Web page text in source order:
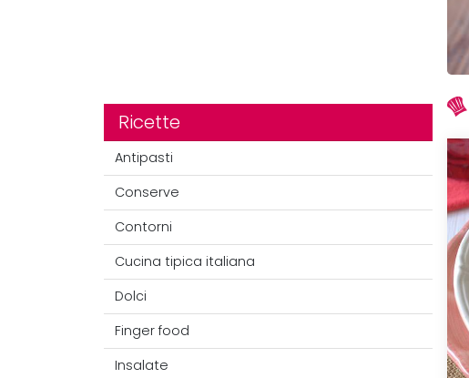
Ricette
Antipasti
Conserve
Contorni
Cucina tipica italiana
Dolci
Finger food
Insalate